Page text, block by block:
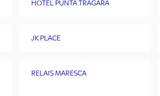
HOTEL PUNTA TRAGARA
JK PLACE
RELAIS MARESCA